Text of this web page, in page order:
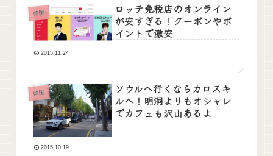
韓国
ロッテ免税店のオンライン
が安すぎる！クーポンやポ
イントで激安
2015.11.24
韓国
ソウルへ行くならカロスキ
ルへ！明洞よりもオシャレ
でカフェも沢山あるよ
2015.10.19